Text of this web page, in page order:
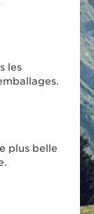
les
plus belle